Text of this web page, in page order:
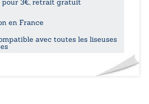
pour 3€, retrait gratuit
en France
avec toutes les liseuses